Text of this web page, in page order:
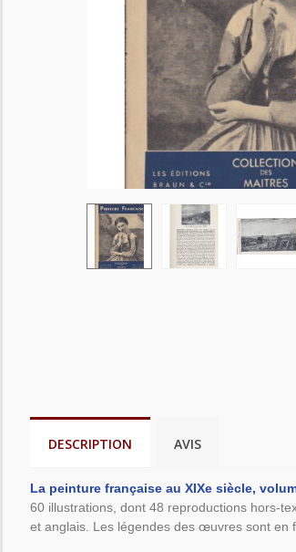
DESCRIPTION AVIS
La peinture française au XIXe siècle,
60 illustrations, dont 48 reproductions hors-
et anglais. Les légendes des œuvres sont en